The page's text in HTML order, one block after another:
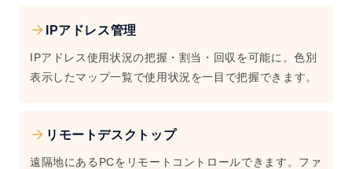
IPアドレス管理
IPアドレス使用状況の把握・割当・回収を可能に。色別
表示したマップ一覧で使用状況を一目で把握できます。
リモートデスクトップ
遠隔地にあるPCをリモートコントロールできます。ファ